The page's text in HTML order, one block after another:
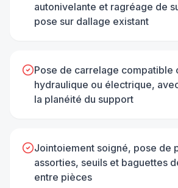
autonivelante et ragréage de
pose sur dallage existant
Pose de carrelage compatible
hydraulique ou électrique,
la planéité du support
Jointoiement soigné, pose de
assorties, seuils et baguettes
entre pièces